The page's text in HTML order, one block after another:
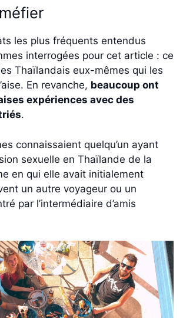
les plus fréquents entendus
interrogées pour cet article : ce
Thaïlandais eux-mêmes qui les
En revanche, beaucoup ont
expériences avec des
.
connaissaient quelqu’un ayant
sexuelle en Thaïlande de la
en qui elle avait initialement
un autre voyageur ou un
par l’intermédiaire d’amis